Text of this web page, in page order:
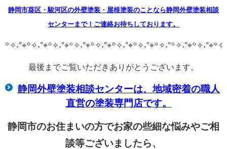
静岡市葵区・駿河区の外壁塗装・屋根塗装のことなら静岡外壁塗装相談
センターまで！ご連絡お待ちしております。
꙳✧˖°⌖꙳✧˖°⌖꙳✧˖°⌖꙳✧˖°⌖꙳✧˖°⌖꙳✧˖°⌖꙳✧˖°⌖꙳✧˖°
最後までご覧いただきありがとうございます。
静岡外壁塗装相談センターは、地域密着の職人
直営の塗装専門店です。
静岡市のお住まいの方でお家の些細な悩みやご相
談等ございましたら、